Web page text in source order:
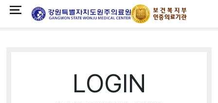
LOGIN